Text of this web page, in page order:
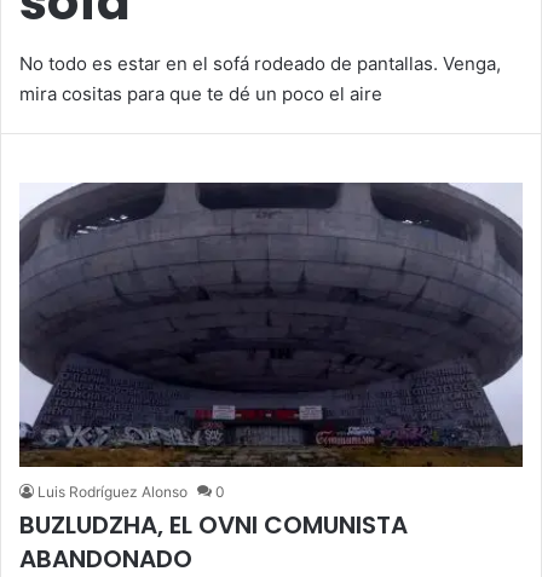
No todo es estar en el sofá rodeado de pantallas. Venga,
mira cositas para que te dé un poco el aire
Luis Rodríguez Alonso 0
BUZLUDZHA, EL OVNI COMUNISTA
ABANDONADO